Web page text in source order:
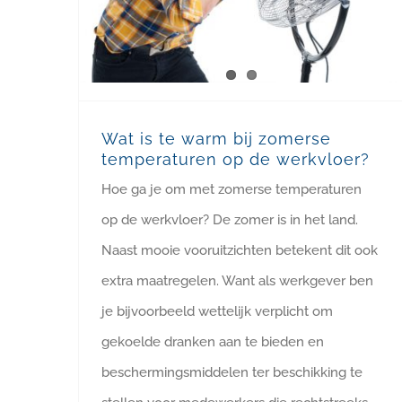
Wat is te warm bij zomerse
temperaturen op de werkvloer?
Hoe ga je om met zomerse temperaturen
op de werkvloer? De zomer is in het land.
Naast mooie vooruitzichten betekent dit ook
extra maatregelen. Want als werkgever ben
je bijvoorbeeld wettelijk verplicht om
gekoelde dranken aan te bieden en
beschermingsmiddelen ter beschikking te